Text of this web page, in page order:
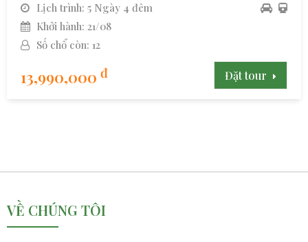
Lịch trình: 5 Ngày 4 đêm
Khởi hành: 21/08
Số chổ còn: 12
13,990,000 đ Đặt tour
VỀ CHÚNG TÔI